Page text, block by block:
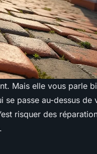
Mais elle vous parle
se passe au-dessus de
risquer des